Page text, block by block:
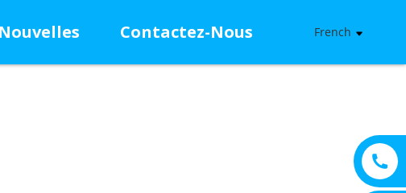
Nouvelles Contactez-Nous French